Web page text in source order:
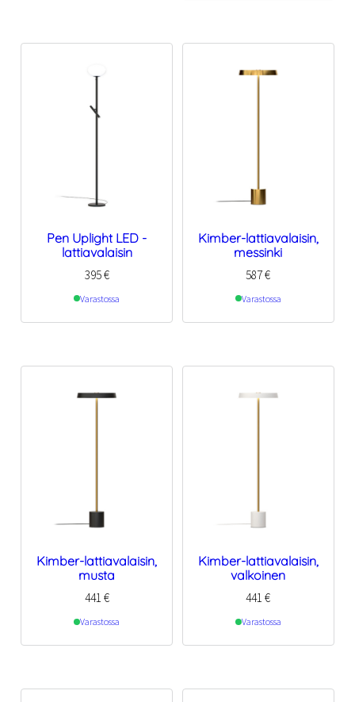
Pen Uplight LED -
lattiavalaisin
395€
Varastossa
Kimber-lattiavalaisin,
messinki
587€
Varastossa
Kimber-lattiavalaisin,
musta
441 €
Varastossa
Kimber-lattiavalaisin,
valkoinen
441€
Varastossa